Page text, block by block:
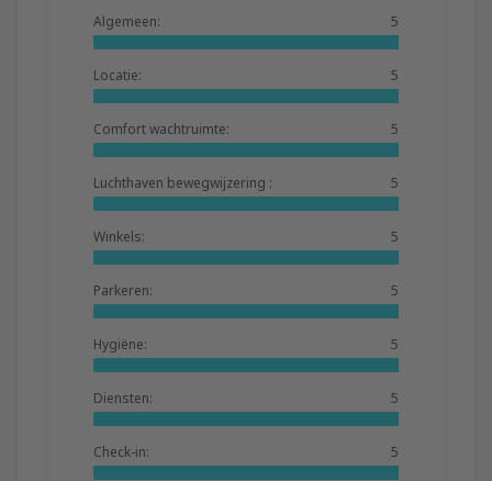
Algemeen: 5
Locatie: 5
Comfort wachtruimte: 5
Luchthaven bewegwijzering : 5
Winkels: 5
Parkeren: 5
Hygiëne: 5
Diensten: 5
Check-in: 5